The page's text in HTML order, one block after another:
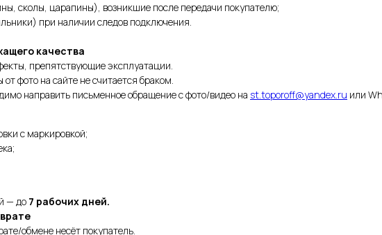
сколы, царапины), возникшие после передачи покупателю;
при наличии следов подключения.
качества
препятствующие эксплуатации.
фото на сайте не считается браком.
направить письменное обращение с фото/видео на st.toporoff@yandex.ru или
с маркировкой;
— до 7 рабочих дней.
обмене несёт покупатель.